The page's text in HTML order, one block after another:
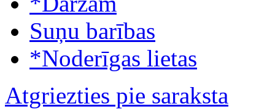
Suņu barības
*Noderīgas lietas
Atgriezties pie saraksta